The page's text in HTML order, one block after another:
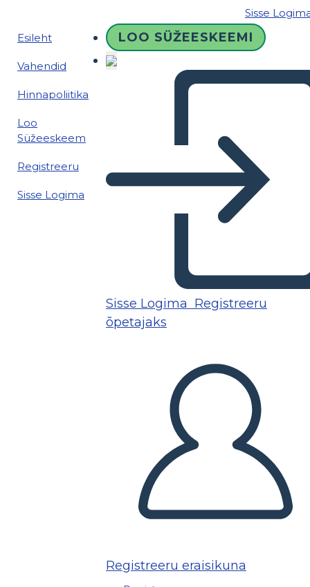
Sisse
Esileht
Vahendid
Hinnapoliitika
Loo
Süžeeskeem
Registreeru
Sisse Logima
LOO SÜŽEESKEEMI
Sisse Logima Registreeru
õpetajaks
Registreeru eraisikuna